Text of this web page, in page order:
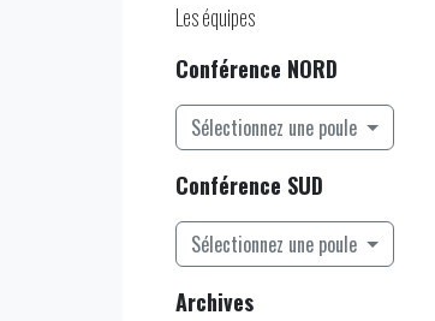
Les équipes
Conférence NORD
Sélectionnez une poule
Conférence SUD
Sélectionnez une poule
Archives